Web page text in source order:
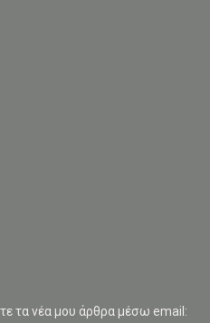
τα νέα μου άρθρα μέσω email: